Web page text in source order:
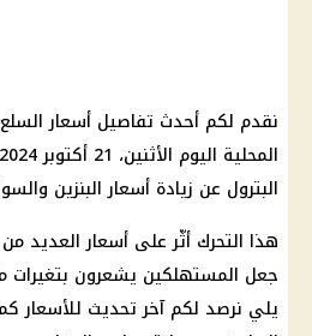
نقدم لكم أحدث تفاصيل أسعار
البترول عن زيادة أسعار البنزين
هذا التحرك أثّر على أسعار العديد
جعل المستهلكين يشعرون بتغيرات
يلي نرصد لكم آخر تحديث للأسعار